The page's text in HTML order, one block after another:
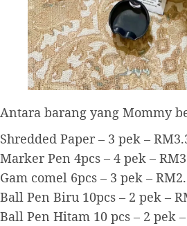
Antara barang yang Mommy
Shredded Paper – 3 pek –
Marker Pen 4pcs – 4 pek –
Gam comel 6pcs – 3 pek –
Ball Pen Biru 10pcs – 2 pek –
Ball Pen Hitam 10 pcs – 2 pek